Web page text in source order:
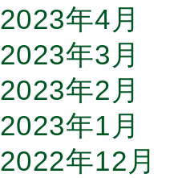
2023年4月
2023年3月
2023年2月
2023年1月
2022年12月